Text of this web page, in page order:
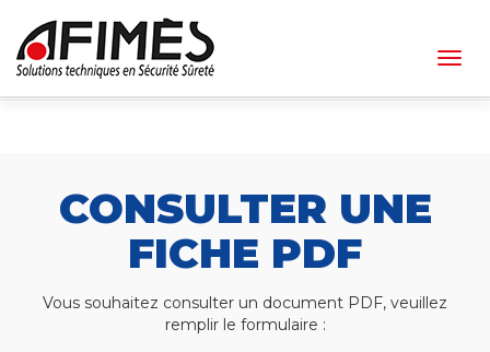
CONSULTER UNE
FICHE PDF
Vous souhaitez consulter un document PDF, veuillez
remplir le formulaire :